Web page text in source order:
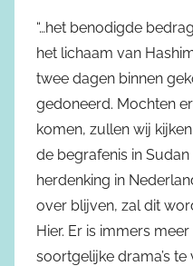
“…het benodigde
het lichaam van
twee dagen binnen
gedoneerd. Mochten
komen, zullen wij
de begrafenis in
herdenking in
over blijven, zal dit
Hier. Er is immers
soortgelijke drama’s te